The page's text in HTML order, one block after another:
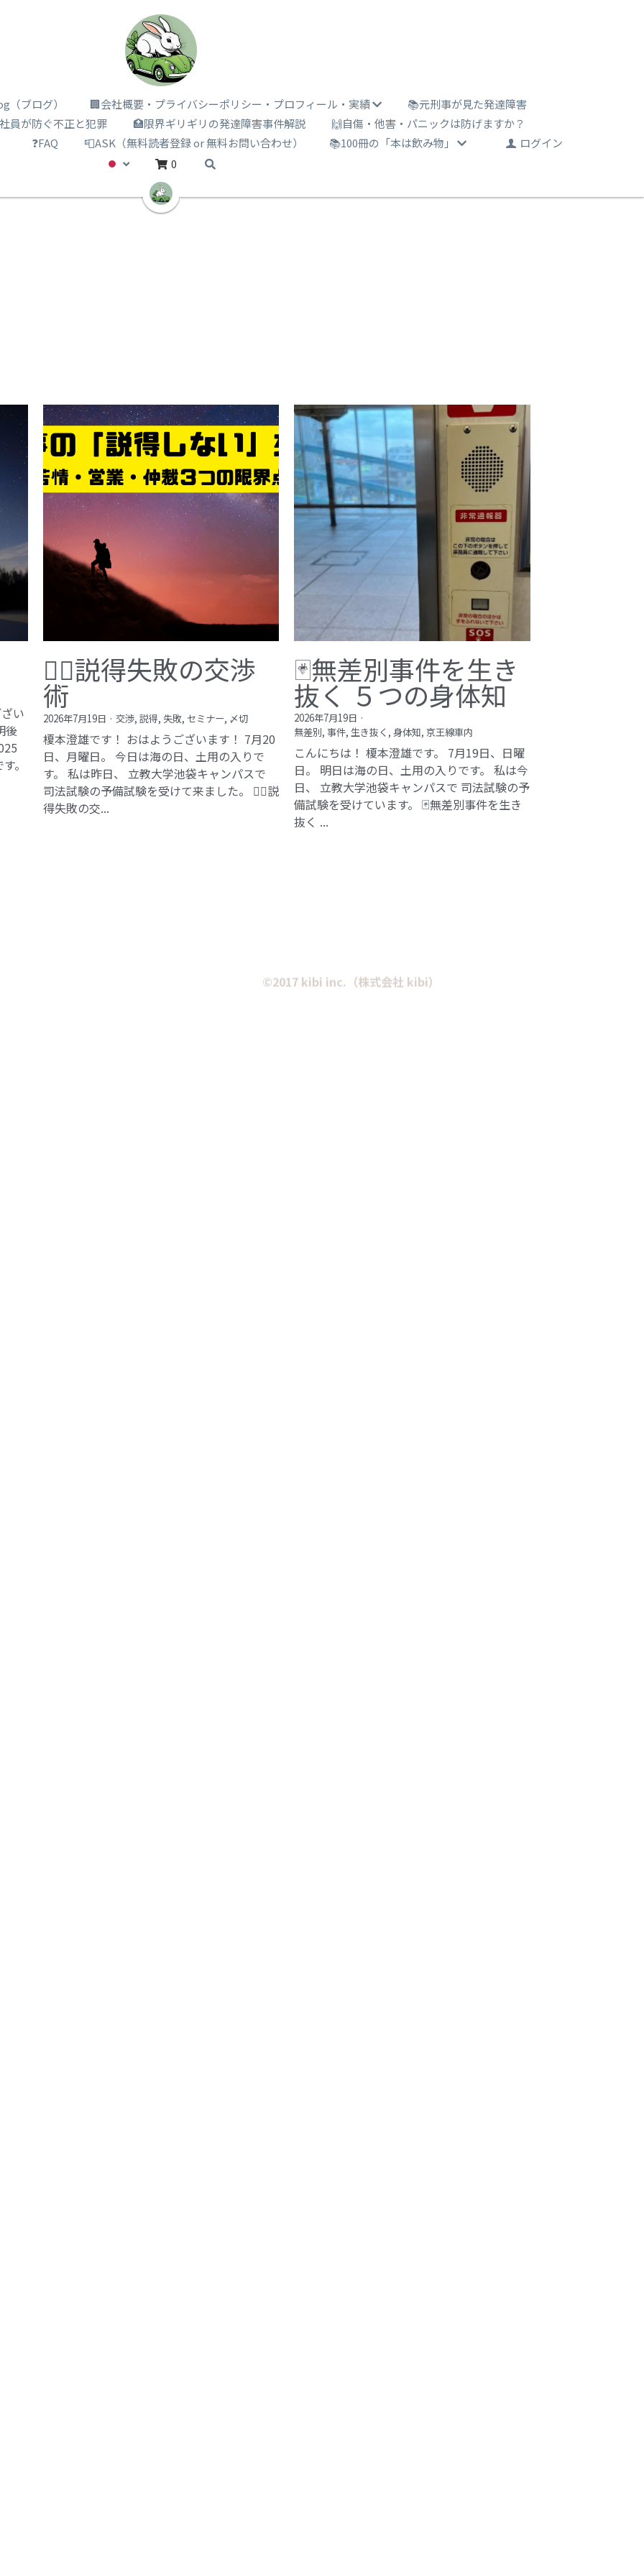
（ブログ） 🏢会社概要・プライバシーポリシー・プロフィール・実績
📚元刑事が見た発達障害
員が防ぐ不正と犯罪
🏥限界ギリギリの発達障害事件解説
🙌自傷・他害・パニックは防げますか？
❓FAQ 📮ASK（無料読者登録 or 無料お問い合わせ） 📚100冊の「本は飲み物」
ログイン
0
い
後
。
🕵️‍♂️説得失敗の交渉
術
2026年7月19日 · 交渉, 説得, 失敗, セミナー, 〆切
榎本澄雄です！ おはようございます！ 7月20
日、月曜日。 今日は海の日、土用の入りで
す。 私は昨日、 立教大学池袋キャンパスで
司法試験の予備試験を受けて来ました。 🕵️‍♂️説
得失敗の交...
🃏無差別事件を生き
抜く ５つの身体知
2026年7月19日 ·
無差別, 事件, 生き抜く, 身体知, 京王線車内
こんにちは！ 榎本澄雄です。 7月19日、日曜
日。 明日は海の日、土用の入りです。 私は今
日、 立教大学池袋キャンパスで 司法試験の予
備試験を受けています。 🃏無差別事件を生き
抜く ...